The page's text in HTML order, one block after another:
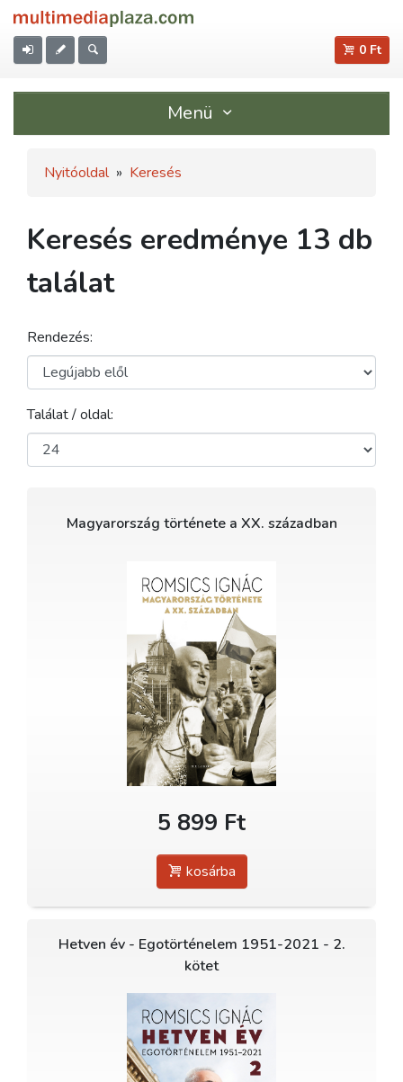
0 Ft
Menü
Nyitóoldal » Keresés
Keresés eredménye 13 db
találat
Rendezés:
Találat / oldal:
Magyarország története a XX. században
5 899 Ft
kosárba
Hetven év - Egotörténelem 1951-2021 - 2.
kötet